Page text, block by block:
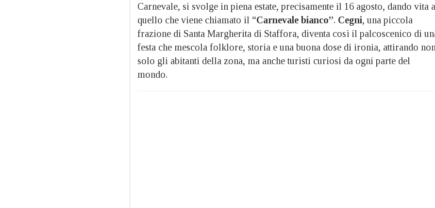
Carnevale, si svolge in piena estate, precisamente il 16 agosto, dando vita a
quello che viene chiamato il “Carnevale bianco”. Cegni, una piccola
frazione di Santa Margherita di Staffora, diventa così il palcoscenico di
festa che mescola folklore, storia e una buona dose di ironia, attirando non
solo gli abitanti della zona, ma anche turisti curiosi da ogni parte del
mondo.